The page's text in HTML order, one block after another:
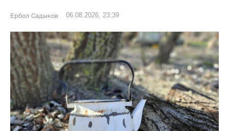
Ербол Садыков 06.08.2026, 23:39